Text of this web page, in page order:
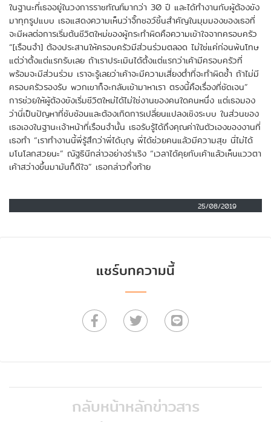
แชร์บทความนี้
กลับหน้าหลักข่าวสาร
ในฐานะที่เธออยู่ในวงการราชทัณฑ์มากว่า 30 ปี และได้ทำงานกับผู้ต้องขัง
มาทุกรูปแบบ เธอแสดงความเห็นว่าจิ๊กซอว์ชิ้นสำคัญในมุมมองของเธอที่
จะมีผลต่อการเริ่มต้นชีวิตใหม่ของผู้กระทำผิดคือความเข้าใจจากครอบครัว
“[เรือนจำ] ต้องประสานให้ครอบครัวมีส่วนร่วมตลอด ไม่ใช่แค่ก่อนพ้นโทษ
แต่ว่าตั้งแต่แรกรับเลย ถ้าเราประเมินได้ตั้งแต่แรกว่าเค้ามีครอบครัวที่
พร้อมจะมีส่วนร่วม เราจะรู้เลยว่าเค้าจะมีความเสี่ยงต่ำที่จะทำผิดซ้ำ ถ้าไม่มี
ครอบครัวรองรับ พวกเขาก็จะกลับเข้ามาหาเรา ตรงนี้คือเรื่องที่ชัดเจน”
การช่วยให้ผู้ต้องขังเริ่มชีวิตใหม่ได้ไม่ใช่งานของคนใดคนหนึ่ง แต่เธอมอง
ว่านี่เป็นปัญหาที่ซับซ้อนและต้องเกิดการเปลี่ยนแปลงเชิงระบบ ในส่วนของ
เธอเองในฐานะเจ้าหน้าที่เรือนจำนั้น เธอรับรู้ได้ถึงคุณค่าในตัวเองของงานที่
เธอทำ “เราทำงานนี้พี่รู้สึกว่าพี่ได้บุญ พี่ได้ช่วยคนแล้วมีความสุข นี่ไม่ได้
มโนโลกสวยนะ” ณัฐธินีกล่าวอย่างร่าเริง “เวลาได้คุยกับเค้าแล้วเห็นแววตา
เค้าสว่างขึ้นมามันก็ดีใจ” เธอกล่าวทิ้งท้าย
25/08/2019